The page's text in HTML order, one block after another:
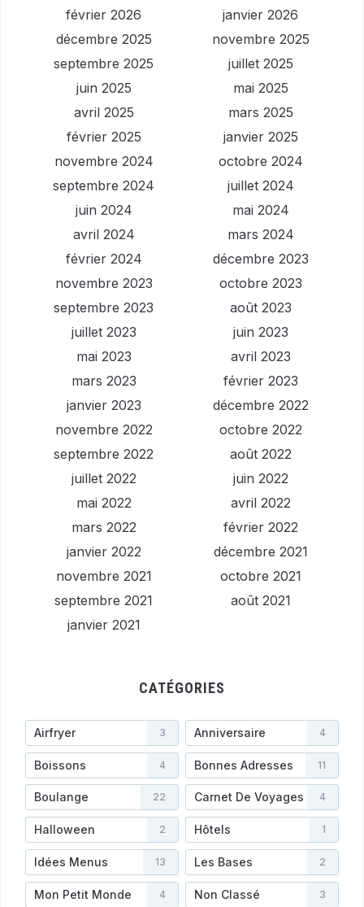
février 2026
janvier 2026
décembre 2025
novembre 2025
septembre 2025
juillet 2025
juin 2025
mai 2025
avril 2025
mars 2025
février 2025
janvier 2025
novembre 2024
octobre 2024
septembre 2024
juillet 2024
juin 2024
mai 2024
avril 2024
mars 2024
février 2024
décembre 2023
novembre 2023
octobre 2023
septembre 2023
août 2023
juillet 2023
juin 2023
mai 2023
avril 2023
mars 2023
février 2023
janvier 2023
décembre 2022
novembre 2022
octobre 2022
septembre 2022
août 2022
juillet 2022
juin 2022
mai 2022
avril 2022
mars 2022
février 2022
janvier 2022
décembre 2021
novembre 2021
octobre 2021
septembre 2021
août 2021
janvier 2021
CATÉGORIES
Airfryer 3 Anniversaire 4
Boissons 4 Bonnes Adresses 11
Boulange 22 Carnet De Voyages 4
Halloween 2 Hôtels 1
Idées Menus 13 Les Bases 2
Mon Petit Monde 4 Non Classé 3